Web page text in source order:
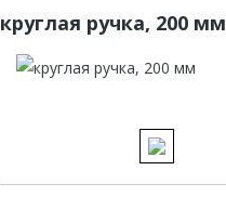
круглая ручка, 200 мм